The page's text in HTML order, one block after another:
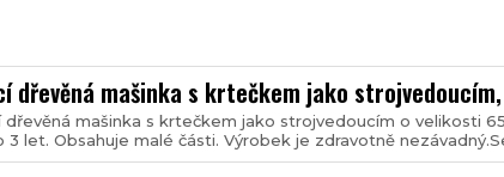
dřevěná mašinka s krtečkem jako
dřevěná mašinka s krtečkem jako strojvedoucím o velikosti
3 let. Obsahuje malé části. Výrobek je zdravotně